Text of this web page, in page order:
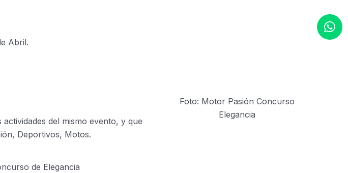
Abril.
Foto: Motor Pasión Concurso
Elegancia
del mismo evento, y que
Deportivos, Motos.
de Elegancia